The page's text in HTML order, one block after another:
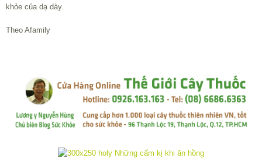
khỏe của dạ dày.
Theo Afamily